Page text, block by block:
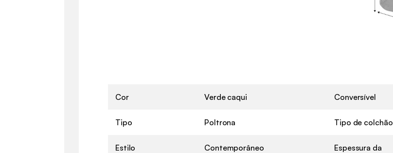
Cor Verde caqui
Tipo Poltrona
Estilo Contemporâneo
Conversível
Tipo de colchão
Espessura da